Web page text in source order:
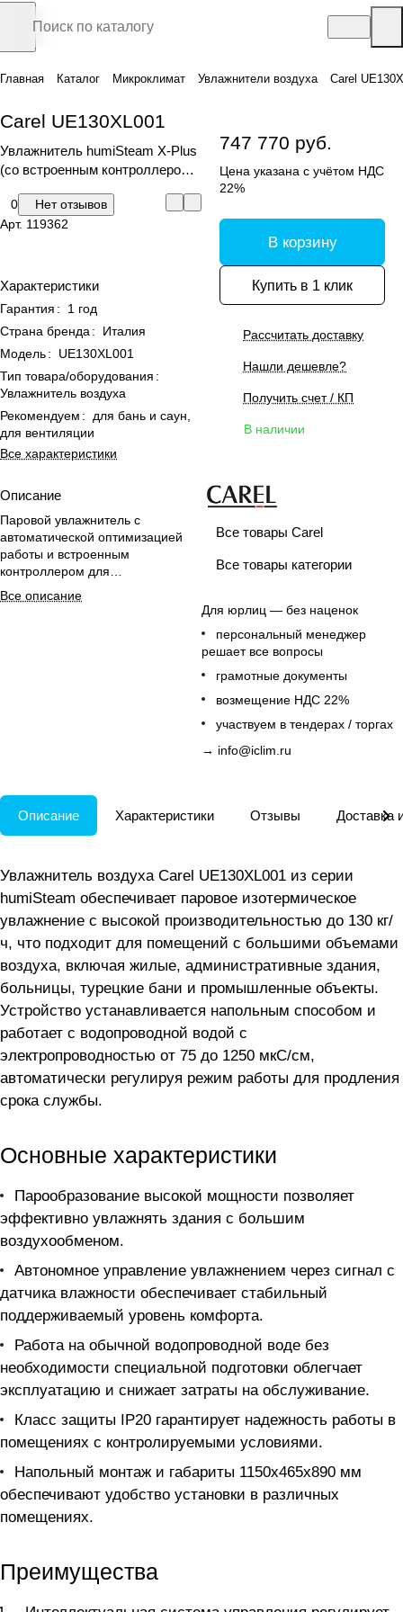
Главная Каталог Микроклимат Увлажнители воздуха Carel
Carel UE130XL001
Увлажнитель humiSteam X-Plus
(со встроенным контроллером и
0
Нет отзывов
Арт. 119362
Характеристики
Гарантия :
1 год
Страна бренда :
Италия
Модель:
UE130XL001
Тип товара/оборудования :
Увлажнитель воздуха
Рекомендуем :
для бань и саун,
для вентиляции
Все характеристики
Описание
Паровой увлажнитель с
автоматической оптимизацией
работы и встроенным
контроллером для
вентиляционных систем и
турецких бань.
Все описание
747 770 руб.
Цена указана с учётом НДС
22%
В корзину
Купить в 1 клик
Рассчитать доставку
Нашли дешевле?
Получить счет / КП
В наличии
Все товары Carel
Все товары категории
Для юрлиц — без наценок
персональный менеджер
решает все вопросы
грамотные документы
возмещение НДС 22%
участвуем в тендерах / торгах
→ info@iclim.ru
Описание Характеристики Отзывы Доставка
Увлажнитель воздуха Carel UE130XL001 из серии
humiSteam обеспечивает паровое изотермическое
увлажнение с высокой производительностью до 130 кг/
ч, что подходит для помещений с большими объемами
воздуха, включая жилые, административные здания,
больницы, турецкие бани и промышленные объекты.
Устройство устанавливается напольным способом и
работает с водопроводной водой с
электропроводностью от 75 до 1250 мкС/см,
автоматически регулируя режим работы для продления
срока службы.
Основные характеристики
Парообразование высокой мощности позволяет
эффективно увлажнять здания с большим
воздухообменом.
Автономное управление увлажнением через сигнал с
датчика влажности обеспечивает стабильный
поддерживаемый уровень комфорта.
Работа на обычной водопроводной воде без
необходимости специальной подготовки облегчает
эксплуатацию и снижает затраты на обслуживание.
Класс защиты IP20 гарантирует надежность работы в
помещениях с контролируемыми условиями.
Напольный монтаж и габариты 1150x465x890 мм
обеспечивают удобство установки в различных
помещениях.
Преимущества